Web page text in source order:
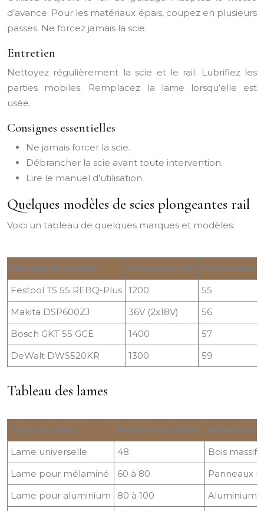
d’avance. Pour les matériaux épais, coupez en plusieurs
passes. Ne forcez jamais la scie.
Entretien
Nettoyez régulièrement la scie et le rail. Lubrifiez les
parties mobiles. Remplacez la lame lorsqu’elle est
usée.
Consignes essentielles
Ne jamais forcer la scie.
Débrancher la scie avant toute intervention.
Lire le manuel d’utilisation.
Quelques modèles de scies plongeantes rail
Voici un tableau de quelques marques et modèles:
Marque et Modèle Puissance (W)
Profondeur
Festool TS 55 REBQ-Plus 1200
55
Makita DSP600ZJ
36V (2x18V)
56
Bosch GKT 55 GCE
1400
57
DeWalt DWS520KR
1300 59
Tableau des lames
Type de lame Nombre de dents
Matériaux
Lame universelle
48
Bois
Lame pour mélaminé
60 à 80
Panneaux
Lame pour aluminium
80 à 100
Aluminium,